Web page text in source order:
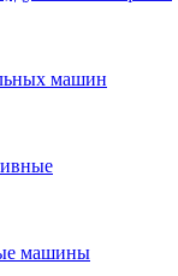
машин
машины